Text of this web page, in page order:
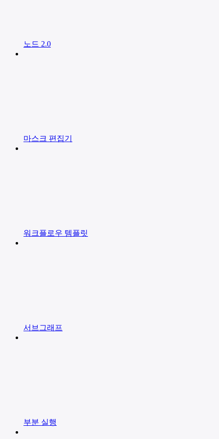
노드 2.0
마스크 편집기
워크플로우 템플릿
서브그래프
부분 실행